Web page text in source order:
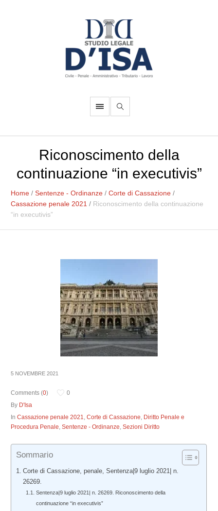
Riconoscimento della
continuazione “in executivis”
Home /Sentenze - Ordinanze /Corte di Cassazione /
Cassazione penale 2021 / Riconoscimento della continuazione
“in executivis”
5 NOVEMBRE 2021
Comments (0)
0
By D'Isa
InCassazione penale 2021,Corte di Cassazione, Diritto Penale e
Procedura Penale,Sentenze - Ordinanze,Sezioni Diritto
Sommario
Corte di Cassazione, penale, Sentenza|9 luglio 2021| n.
26269.
Sentenza|9 luglio 2021| n. 26269. Riconoscimento della
continuazione “in executivis”